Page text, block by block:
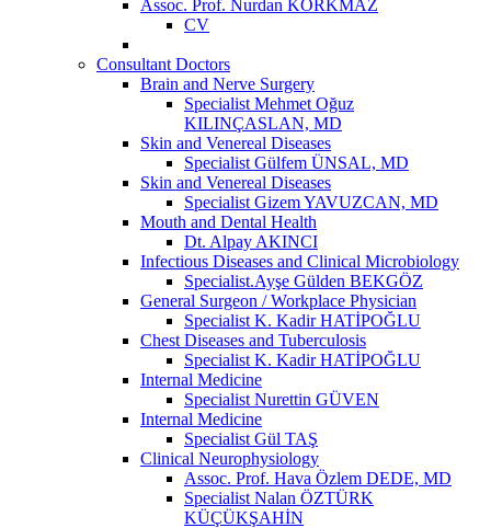
Assoc. Prof. Nurdan KORKMAZ
CV
Consultant Doctors
Brain and Nerve Surgery
Specialist Mehmet Oğuz
KILINÇASLAN, MD
Skin and Venereal Diseases
Specialist Gülfem ÜNSAL, MD
Skin and Venereal Diseases
Specialist Gizem YAVUZCAN, MD
Mouth and Dental Health
Dt. Alpay AKINCI
Infectious Diseases and Clinical Microbiology
Specialist.Ayşe Gülden BEKGÖZ
General Surgeon / Workplace Physician
Specialist K. Kadir HATİPOĞLU
Chest Diseases and Tuberculosis
Specialist K. Kadir HATİPOĞLU
Internal Medicine
Specialist Nurettin GÜVEN
Internal Medicine
Specialist Gül TAŞ
Clinical Neurophysiology
Assoc. Prof. Hava Özlem DEDE, MD
Specialist Nalan ÖZTÜRK
KÜÇÜKŞAHİN